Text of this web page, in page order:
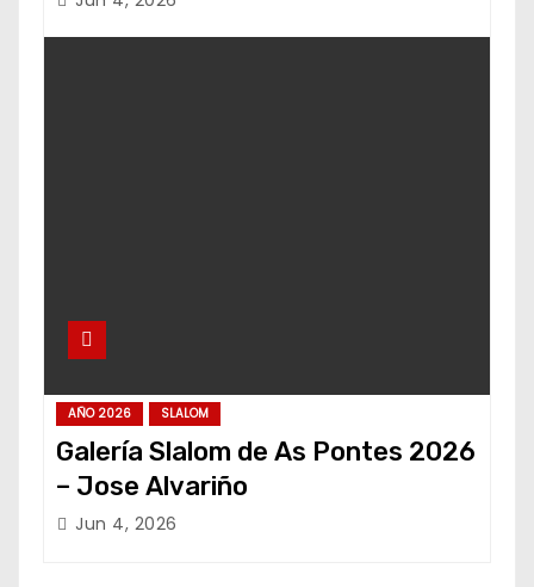
AÑO 2026 SLALOM
Galería Slalom de As Pontes 2026
– Jose Alvariño
Jun 4, 2026